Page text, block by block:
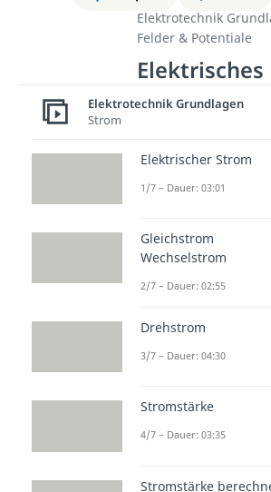
Elektrotechnik
Felder & Potentiale
Elektrisches
Wichtige
Video
Eine elektrische
immer ein
herum. Was du
Feldstärke
imVideound in
Elektrotechnik Grundlagen
Strom
Elektrischer Strom
1/7 – Dauer: 03:01
Gleichstrom
Wechselstrom
2/7 – Dauer: 02:55
Drehstrom
3/7 – Dauer: 04:30
Stromstärke
4/7 – Dauer: 03:35
Stromstärke